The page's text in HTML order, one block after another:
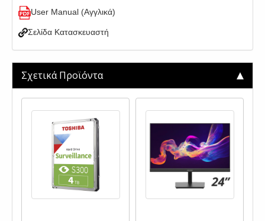
User Manual (Αγγλικά)
Σελίδα Κατασκευαστή
Σχετικά Προϊόντα